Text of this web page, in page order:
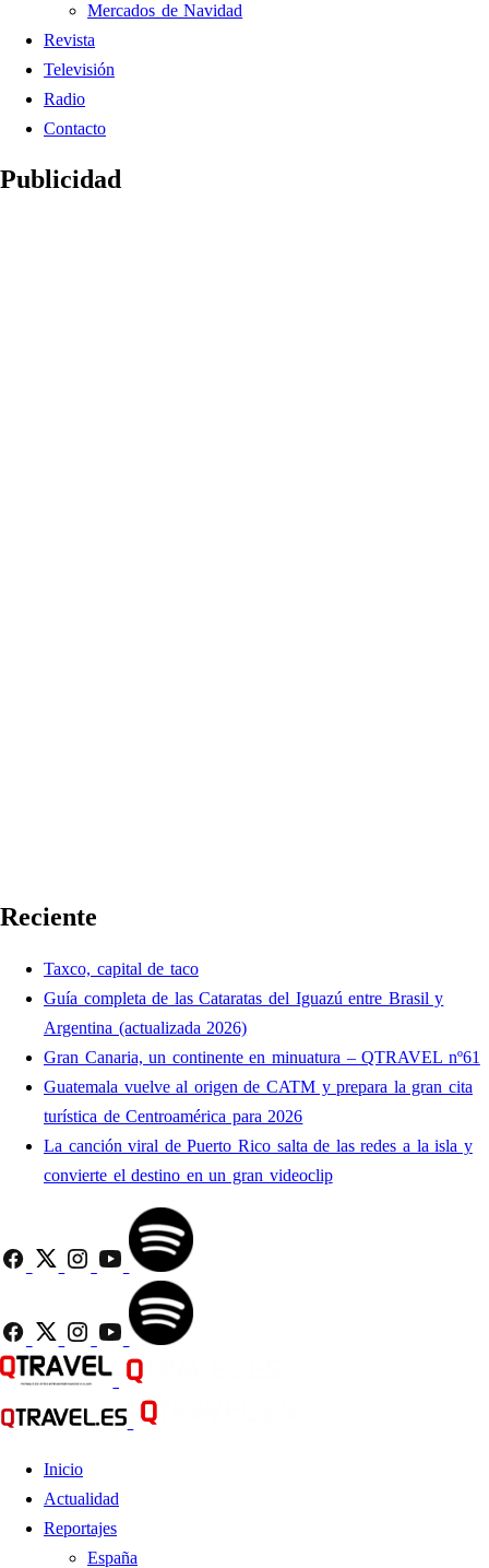
Mercados de Navidad
Revista
Televisión
Radio
Contacto
Publicidad
Reciente
Taxco, capital de taco
Guía completa de las Cataratas del Iguazú entre Brasil y
Argentina (actualizada 2026)
Gran Canaria, un continente en minuatura – QTRAVEL nº61
Guatemala vuelve al origen de CATM y prepara la gran cita
turística de Centroamérica para 2026
La canción viral de Puerto Rico salta de las redes a la isla y
convierte el destino en un gran videoclip
Inicio
Actualidad
Reportajes
España